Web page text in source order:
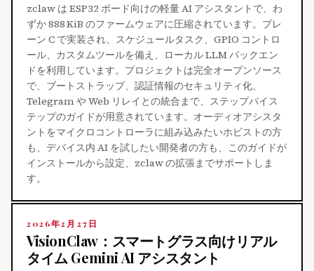
zclaw は ESP32 ボード向けの軽量 AI アシスタントで、わ
ずか 888 KiB のファームウェアに圧縮されています。プレ
ーン C で実装され、スケジュールタスク、GPIO コントロ
ール、カスタムツールを備え、ローカル LLM バックエン
ドを利用しています。プロジェクトは完全オープンソース
で、ブートストラップ、認証情報のセキュリティ化、
Telegram や Web リレイとの統合まで、ステップバイス
テップのガイドが用意されています。オーディオアシスタ
ントをマイクロコントローラに組み込みたいホビストの方
も、デバイス内 AI を試したい開発者の方も、このガイドが
インストールから設定、zclaw の拡張までサポートしま
す。
2026年2月27日
VisionClaw：スマートグラス向けリアル
タイム Gemini AI アシスタント